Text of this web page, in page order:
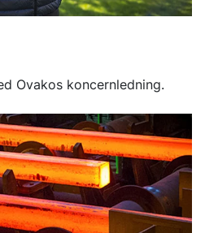
Ovakos koncernledning.